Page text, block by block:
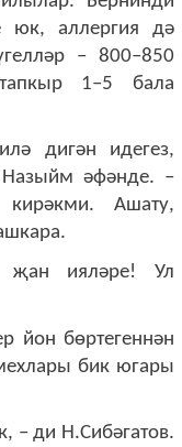
юк, аллергия дә
– 800–850
1–5 бала
дигән идегез,
әфәнде. –
Ашату,
җан ияләре! Ул
йон бөртегеннән
бик югары
– ди Н.Сибәгатов.